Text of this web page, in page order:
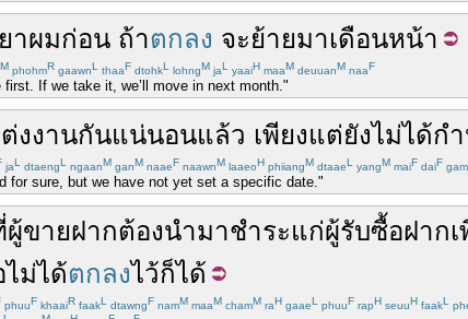
าผมก่อน ถ้าตกลง จะย้ายมาเดือนหน้า
M phohmR gaawnL thaaF dtohkL lohngM jaL yaaiH maaM deuuanM naaF
If we take it, we’ll move in next month."
งงานกันแน่นอนแล้ว เพียงแต่ยังไม่ได้ก
jaL dtaengL ngaanM ganM naaeF naawnM laaeoH phiiangM dtaaeL yangM maiF daiF gam
for sure, but we have not yet set a specific date."
ผู้ขายฝากต้องนำมาชำระแก่ผู้รับซื้อฝาก
ไม่ได้ตกลงไว้ก็ได้
phuuF khaaiR faakL dtawngF namM maaM chamM raH gaaeL phuuF rapH seuuH faakL